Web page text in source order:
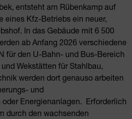
entsteht am Rübenkamp auf
eines Kfz-Betriebs ein neuer,
In das Gebäude mit 6 500
ab Anfang 2026 verschiedene
für den U-Bahn- und Bus-Bereich
Wekstätten für Stahlbau,
werden dort genauso arbeiten
und
Energienanlagen. Erforderlich
durch den wachsenden